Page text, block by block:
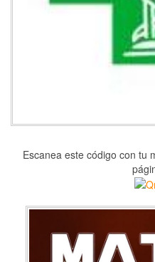
Escanea este código con tu